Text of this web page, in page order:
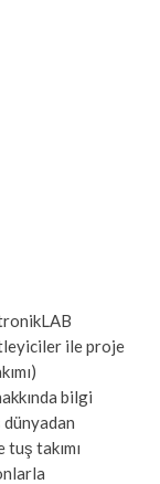
ile proje
bilgi
takımı